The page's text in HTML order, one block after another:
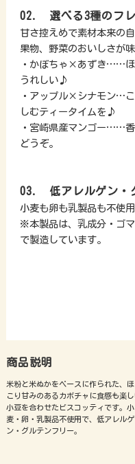
02. 選べる3種のフ
甘さ控えめで素材本来の
果物、野菜のおいしさが味
・かぼちゃ×あずき……ほ
うれしい♪
・アップル×シナモン…
しむティータイムを♪
・宮崎県産マンゴー……
どうぞ。
03. 低アレルゲン・
小麦も卵も乳製品も不使
※本製品は、乳成分・ゴ
で製造しています。
商品説明
米粉と米ぬかをベースに作られた、ほ
こり甘みのあるカボチャに食感も楽
小豆を合わせたビスコッティです。小
麦・卵・乳製品不使用で、低アレルゲ
ン・グルテンフリー。